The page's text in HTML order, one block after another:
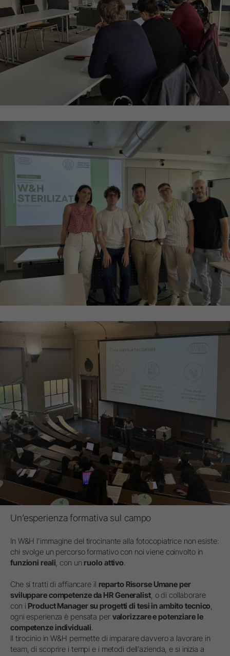
Un’esperienza formativa sul campo
In W&H l’immagine del tirocinante alla fotocopiatrice non esiste:
chi svolge un percorso formativo con noi viene coinvolto in
funzioni reali, con unruolo attivo.
Che si tratti di affiancare il reparto Risorse Umane per
sviluppare competenze da HR Generalist, o di collaborare
con iProduct Manager su progetti di tesi in ambito tecnico,
ogni esperienza è pensata per valorizzare e potenziare le
competenze individuali.
Il tirocinio in W&H permette di imparare davvero a lavorare in
team, di scoprire i tempi e i metodi dell’azienda, e si inizia a